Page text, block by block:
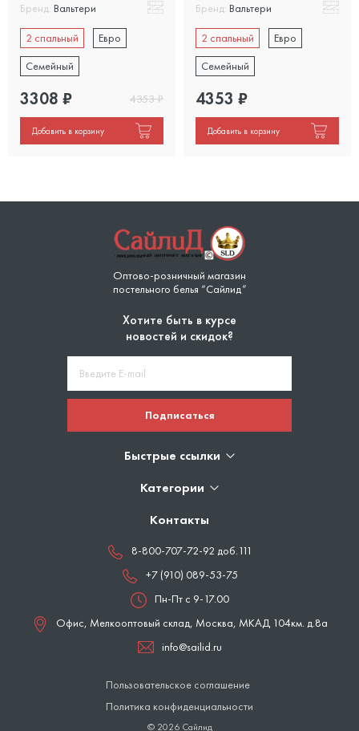
Бренд: Вальтери
2 спальный
Евро
Семейный
3308 ₽ 4353₽
Добавить в корзину
Бренд: Вальтери
2 спальный
Евро
Семейный
4353 ₽
Добавить в корзину
Оптово-розничный магазин
постельного белья “Сайлид”
Хотите быть в курсе
новостей и скидок?
Подписаться
Быстрые ссылки
Категории
Контакты
8-800-707-72-92 доб.111
+7 (910) 089-53-75
Пн-Пт с 9-17.00
Офис, Мелкооптовый склад, Москва, МКАД 104км. д.8а
info@sailid.ru
© 2026 Сайлид
Пользовательское соглашение
Политика конфиденциальности